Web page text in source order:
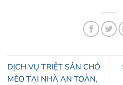
DỊCH VỤ TRIỆT SẢN CHÓ
MÈO TẠI NHÀ AN TOÀN,